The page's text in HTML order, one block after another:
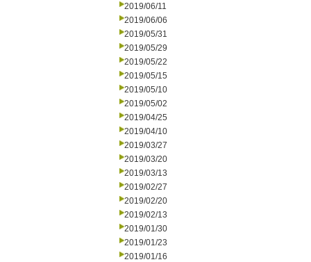
2019/06/11
2019/06/06
2019/05/31
2019/05/29
2019/05/22
2019/05/15
2019/05/10
2019/05/02
2019/04/25
2019/04/10
2019/03/27
2019/03/20
2019/03/13
2019/02/27
2019/02/20
2019/02/13
2019/01/30
2019/01/23
2019/01/16